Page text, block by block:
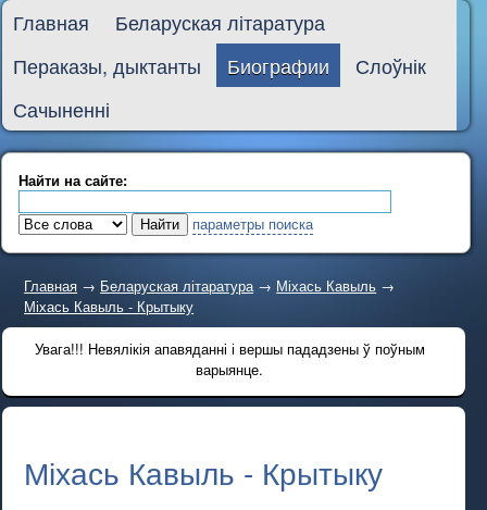
Главная
Беларуская літаратура
Пераказы, дыктанты
Биографии
Слоўнік
Сачыненні
Найти на сайте:
параметры поиска
Главная → Беларуская літаратура→ Міхась Кавыль →
Міхась Кавыль - Крытыку
Увага!!! Невялікія апавяданні і вершы пададзены ў поўным
варыянце.
Міхась Кавыль - Крытыку